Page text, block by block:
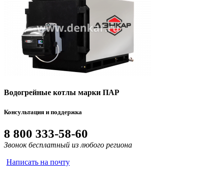
Водогрейные котлы марки ПАР
Консультация и поддержка
8 800 333-58-60
Звонок бесплатный из любого региона
Написать на почту